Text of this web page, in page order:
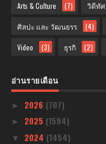
Arts & Culture (7) วิดีทั
ศิลปะ และ วัฒนธรร (4)
Video (3) ธุรกิ (2)
อ่านรายเดือน
► 2026 (707)
► 2025 (1594)
▼ 2024 (1454)